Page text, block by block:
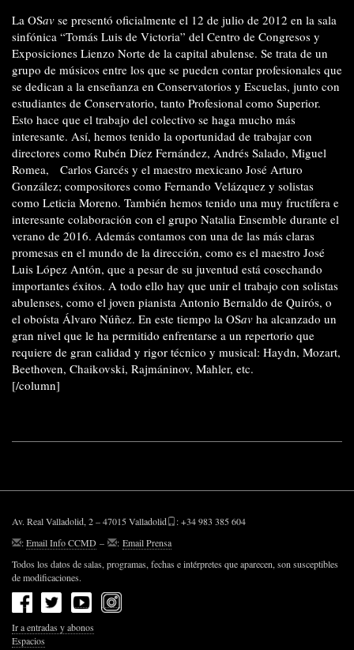
La OSav se presentó oficialmente el 12 de julio de 2012 en la sala
sinfónica “Tomás Luis de Victoria” del Centro de Congresos y
Exposiciones Lienzo Norte de la capital abulense. Se trata de un
grupo de músicos entre los que se pueden contar profesionales que
se dedican a la enseñanza en Conservatorios y Escuelas, junto con
estudiantes de Conservatorio, tanto Profesional como Superior.
Esto hace que el trabajo del colectivo se haga mucho más
interesante. Así, hemos tenido la oportunidad de trabajar con
directores como Rubén Díez Fernández, Andrés Salado, Miguel
Romea, Carlos Garcés y el maestro mexicano José Arturo
González; compositores como Fernando Velázquez y solistas
como Leticia Moreno. También hemos tenido una muy fructífera e
interesante colaboración con el grupo Natalia Ensemble durante el
verano de 2016. Además contamos con una de las más claras
promesas en el mundo de la dirección, como es el maestro José
Luis López Antón, que a pesar de su juventud está cosechando
importantes éxitos. A todo ello hay que unir el trabajo con solistas
abulenses, como el joven pianista Antonio Bernaldo de Quirós, o
el oboísta Álvaro Núñez. En este tiempo la OSav ha alcanzado un
gran nivel que le ha permitido enfrentarse a un repertorio que
requiere de gran calidad y rigor técnico y musical: Haydn, Mozart,
Beethoven, Chaikovski, Rajmáninov, Mahler, etc.
[/column]
Av. Real Valladolid, 2 – 47015 Valladolid
: +34 983 385 604
:Email Info CCMD – : Email Prensa
Todos los datos de salas, programas, fechas e intérpretes que aparecen, son susceptibles
de modificaciones.
Ir a entradas y abonos
Espacios